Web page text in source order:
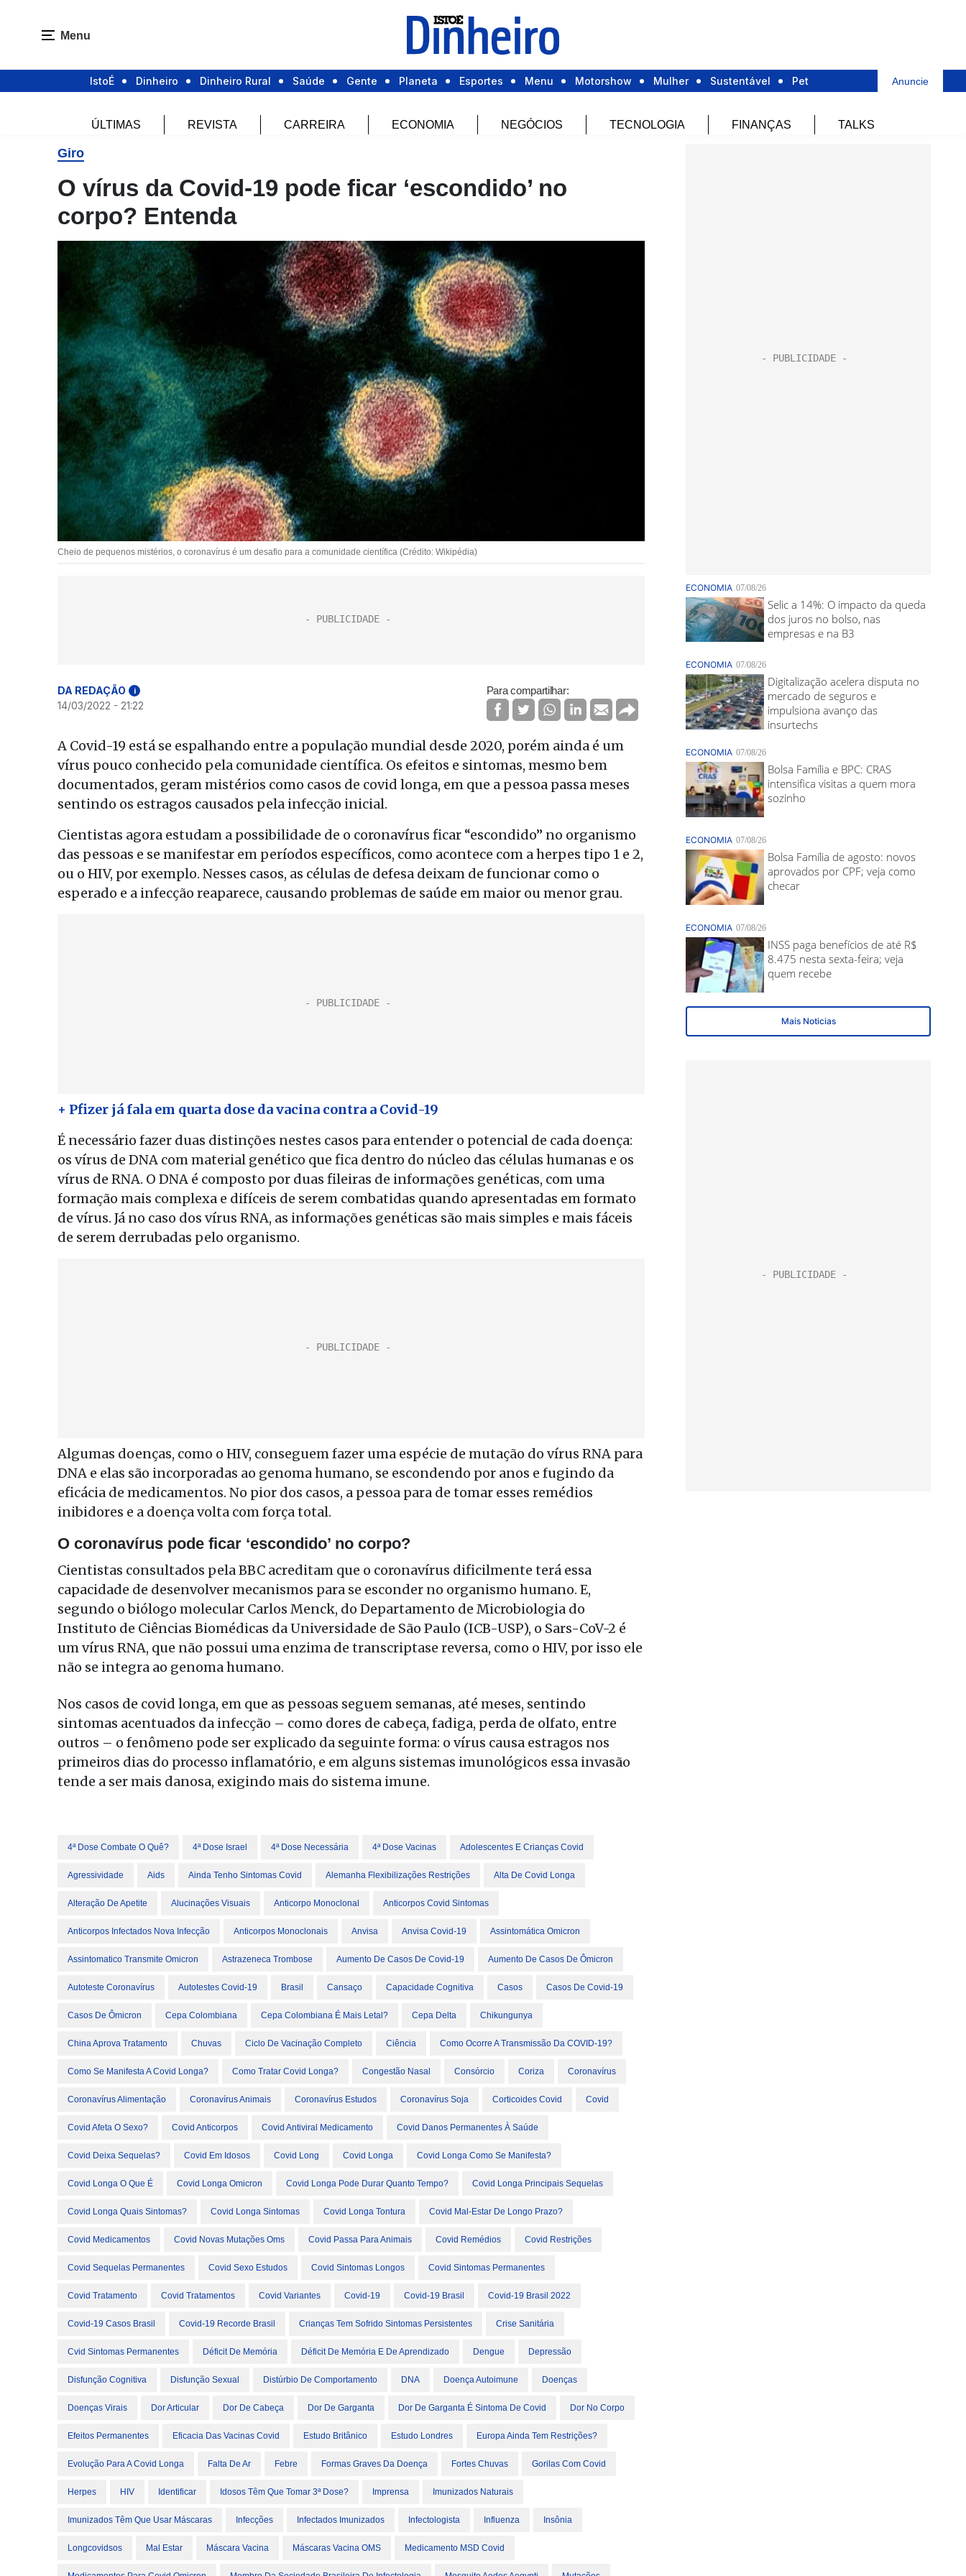
Menu
IstoÉ Dinheiro Dinheiro Rural Saúde Gente Planeta Esportes Menu Motorshow Mulher Sustentável Pet Anuncie
ÚLTIMAS REVISTA CARREIRA ECONOMIA NEGÓCIOS TECNOLOGIA FINANÇAS TALKS
Giro
O vírus da Covid-19 pode ficar ‘escondido’ no
corpo? Entenda
Cheio de pequenos mistérios, o coronavírus é um desafio para a comunidade científica (Crédito: Wikipédia)
DA REDAÇÃO i
14/03/2022 - 21:22
Para compartilhar:
A Covid-19 está se espalhando entre a população mundial desde 2020, porém ainda é um
vírus pouco conhecido pela comunidade científica. Os efeitos e sintomas, mesmo bem
documentados, geram mistérios como casos de covid longa, em que a pessoa passa meses
sentindo os estragos causados pela infecção inicial.
Cientistas agora estudam a possibilidade de o coronavírus ficar “escondido” no organismo
das pessoas e se manifestar em períodos específicos, como acontece com a herpes tipo 1 e 2,
ou o HIV, por exemplo. Nesses casos, as células de defesa deixam de funcionar como o
esperado e a infecção reaparece, causando problemas de saúde em maior ou menor grau.
+ Pfizer já fala em quarta dose da vacina contra a Covid-19
É necessário fazer duas distinções nestes casos para entender o potencial de cada doença:
os vírus de DNA com material genético que fica dentro do núcleo das células humanas e os
vírus de RNA. O DNA é composto por duas fileiras de informações genéticas, com uma
formação mais complexa e difíceis de serem combatidas quando apresentadas em formato
de vírus. Já no caso dos vírus RNA, as informações genéticas são mais simples e mais fáceis
de serem derrubadas pelo organismo.
Algumas doenças, como o HIV, conseguem fazer uma espécie de mutação do vírus RNA para
DNA e elas são incorporadas ao genoma humano, se escondendo por anos e fugindo da
eficácia de medicamentos. No pior dos casos, a pessoa para de tomar esses remédios
inibidores e a doença volta com força total.
O coronavírus pode ficar ‘escondido’ no corpo?
Cientistas consultados pela BBC acreditam que o coronavírus dificilmente terá essa
capacidade de desenvolver mecanismos para se esconder no organismo humano. E,
segundo o biólogo molecular Carlos Menck, do Departamento de Microbiologia do
Instituto de Ciências Biomédicas da Universidade de São Paulo (ICB-USP), o Sars-CoV-2 é
um vírus RNA, que não possui uma enzima de transcriptase reversa, como o HIV, por isso ele
não se integra ao genoma humano.
Nos casos de covid longa, em que as pessoas seguem semanas, até meses, sentindo
sintomas acentuados da infecção – como dores de cabeça, fadiga, perda de olfato, entre
outros – o fenômeno pode ser explicado da seguinte forma: o vírus causa estragos nos
primeiros dias do processo inflamatório, e em alguns sistemas imunológicos essa invasão
tende a ser mais danosa, exigindo mais do sistema imune.
4ª Dose Combate O Quê? 4ª Dose Israel 4ª Dose Necessária 4ª Dose Vacinas Adolescentes E Crianças Covid
Agressividade Aids Ainda Tenho Sintomas Covid Alemanha Flexibilizações Restrições Alta De Covid Longa
Alteração De Apetite Alucinações Visuais Anticorpo Monoclonal Anticorpos Covid Sintomas
Anticorpos Infectados Nova Infecção Anticorpos Monoclonais Anvisa Anvisa Covid-19 Assintomática Omicron
Assintomatico Transmite Omicron Astrazeneca Trombose Aumento De Casos De Covid-19 Aumento De Casos De Ômicron
Autoteste Coronavírus Autotestes Covid-19 Brasil Cansaço Capacidade Cognitiva Casos Casos De Covid-19
Casos De Ômicron Cepa Colombiana Cepa Colombiana É Mais Letal? Cepa Delta Chikungunya
China Aprova Tratamento Chuvas Ciclo De Vacinação Completo Ciência Como Ocorre A Transmissão Da COVID-19?
Como Se Manifesta A Covid Longa? Como Tratar Covid Longa? Congestão Nasal Consórcio Coriza Coronavírus
Coronavírus Alimentação Coronavírus Animais Coronavírus Estudos Coronavírus Soja Corticoides Covid Covid
Covid Afeta O Sexo? Covid Anticorpos Covid Antiviral Medicamento Covid Danos Permanentes À Saúde
Covid Deixa Sequelas? Covid Em Idosos Covid Long Covid Longa Covid Longa Como Se Manifesta?
Covid Longa O Que É Covid Longa Omicron Covid Longa Pode Durar Quanto Tempo? Covid Longa Principais Sequelas
Covid Longa Quais Sintomas? Covid Longa Sintomas Covid Longa Tontura Covid Mal-Estar De Longo Prazo?
Covid Medicamentos Covid Novas Mutações Oms Covid Passa Para Animais Covid Remédios Covid Restrições
Covid Sequelas Permanentes Covid Sexo Estudos Covid Sintomas Longos Covid Sintomas Permanentes
Covid Tratamento Covid Tratamentos Covid Variantes Covid-19 Covid-19 Brasil Covid-19 Brasil 2022
Covid-19 Casos Brasil Covid-19 Recorde Brasil Crianças Tem Sofrido Sintomas Persistentes Crise Sanitária
Cvid Sintomas Permanentes Déficit De Memória Déficit De Memória E De Aprendizado Dengue Depressão
Disfunção Cognitiva Disfunção Sexual Distúrbio De Comportamento DNA Doença Autoimune Doenças
Doenças Virais Dor Articular Dor De Cabeça Dor De Garganta Dor De Garganta É Sintoma De Covid Dor No Corpo
Efeitos Permanentes Eficacia Das Vacinas Covid Estudo Britânico Estudo Londres Europa Ainda Tem Restrições?
Evolução Para A Covid Longa Falta De Ar Febre Formas Graves Da Doença Fortes Chuvas Gorilas Com Covid
Herpes HIV Identificar Idosos Têm Que Tomar 3ª Dose? Imprensa Imunizados Naturais
Imunizados Têm Que Usar Máscaras Infecções Infectados Imunizados Infectologista Influenza Insônia
Longcovidsos Mal Estar Máscara Vacina Máscaras Vacina OMS Medicamento MSD Covid